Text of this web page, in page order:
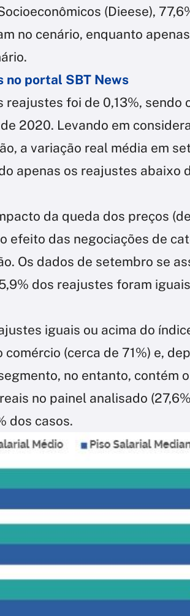
(Dieese),
no cenário, enquanto
no portal SBT News
reajustes foi de 0,13%, sendo
2020. Levando em
a variação real média em
apenas os reajustes abaixo
da queda dos preços
efeito das negociações de
Os dados de setembro se
dos reajustes foram
iguais ou acima do
(cerca de 71%) e,
no entanto, contém
no painel analisado
dos casos.